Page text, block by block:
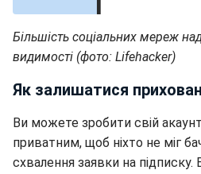
Більшість соціальних мереж
видимості (фото: Lifehacker)
Як залишатися
Ви можете зробити свій
приватним, щоб ніхто не міг
схвалення заявки на